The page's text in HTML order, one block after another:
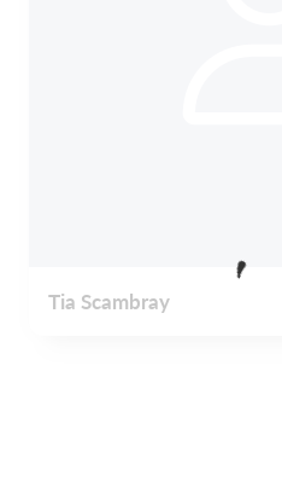
Tia Scambray